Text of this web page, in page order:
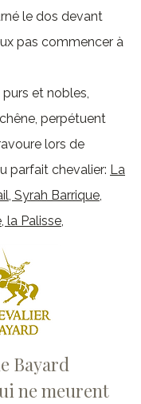
le dos devant
pas commencer à
et nobles,
perpétuent
lors de
parfait chevalier: La
, Syrah Barrique,
, la Palisse,
Bayard
ne meurent